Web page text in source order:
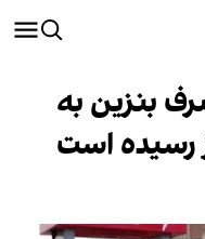
بنزین به